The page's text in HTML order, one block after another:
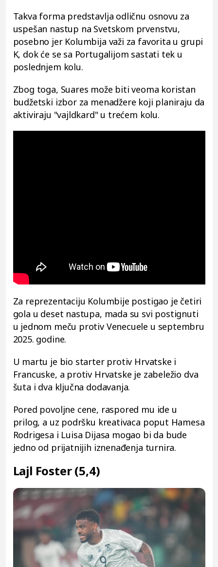
Takva forma predstavlja odličnu osnovu za
uspešan nastup na Svetskom prvenstvu,
posebno jer Kolumbija važi za favorita u grupi
K, dok će se sa Portugalijom sastati tek u
poslednjem kolu.
Zbog toga, Suares može biti veoma koristan
budžetski izbor za menadžere koji planiraju da
aktiviraju "vajldkard" u trećem kolu.
Za reprezentaciju Kolumbije postigao je četiri
gola u deset nastupa, mada su svi postignuti
u jednom meču protiv Venecuele u septembru
2025. godine.
U martu je bio starter protiv Hrvatske i
Francuske, a protiv Hrvatske je zabeležio dva
šuta i dva ključna dodavanja.
Pored povoljne cene, raspored mu ide u
prilog, a uz podršku kreativaca poput Hamesa
Rodrigesa i Luisa Dijasa mogao bi da bude
jedno od prijatnijih iznenađenja turnira.
Lajl Foster (5,4)